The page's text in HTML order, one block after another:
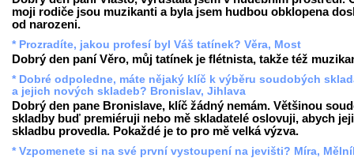
moji rodiče jsou muzikanti a byla jsem hudbou obklopena
od narozeni.
* Prozradíte, jakou profesí byl Váš tatínek? Věra, Most
Dobrý den paní Věro, můj tatínek je flétnista, takže též
* Dobré odpoledne, máte nějaký klíč k výběru soudobých
a jejich nových skladeb? Bronislav, Jihlava
Dobrý den pane Bronislave, klíč žádný nemám. Většinou
skladby buď premiéruji nebo mě skladatelé oslovuji, abych
skladbu provedla. Pokaždé je to pro mě velká výzva.
* Vzpomenete si na své první vystoupení na jevišti? Míra,